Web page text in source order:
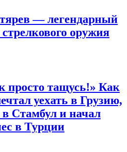
— легендарный
оружия
просто тащусь!» Как
уехать в Грузию,
Стамбул и начал
в Турции